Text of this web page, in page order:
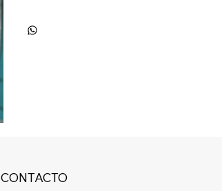
CONTACTO